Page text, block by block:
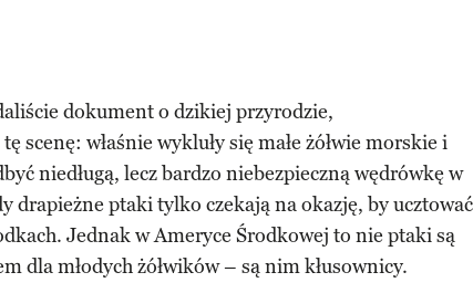
dokument o dzikiej przyrodzie,
scenę: właśnie wykluły się małe żółwie morskie i
niedługą, lecz bardzo niebezpieczną wędrówkę w
drapieżne ptaki tylko czekają na okazję, by ucztować
Jednak w Ameryce Środkowej to nie ptaki są
dla młodych żółwików – są nim kłusownicy.